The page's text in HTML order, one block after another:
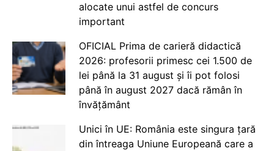
alocate unui astfel de concurs
important
OFICIAL Prima de carieră didactică
2026: profesorii primesc cei 1.500 de
lei până la 31 august și îi pot folosi
până în august 2027 dacă rămân în
învățământ
Unici în UE: România este singura țară
din întreaga Uniune Europeană care a